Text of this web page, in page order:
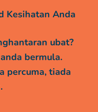
Kesihatan Anda
ubat?
bermula.
percuma, tiada